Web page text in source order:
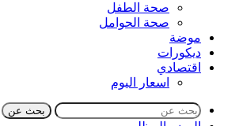
صحة الطفل
صحة الحوامل
موضة
ديكورات
اقتصادي
اسعار اليوم
بحث عن